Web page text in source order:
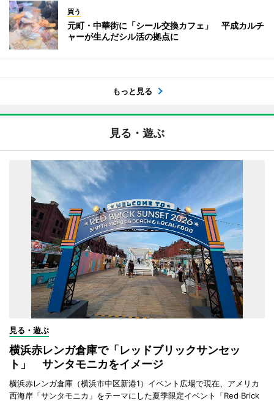
買う
元町・中華街に「シール交換カフェ」 平成カルチ
ャーが生んだシル活の拠点に
もっと見る
見る・遊ぶ
見る・遊ぶ
横浜赤レンガ倉庫で「レッドブリックサンセッ
ト」 サンタモニカをイメージ
横浜赤レンガ倉庫（横浜市中区新港1）イベント広場で現在、アメリカ
西海岸「サンタモニカ」をテーマにした夏季限定イベント「Red Brick